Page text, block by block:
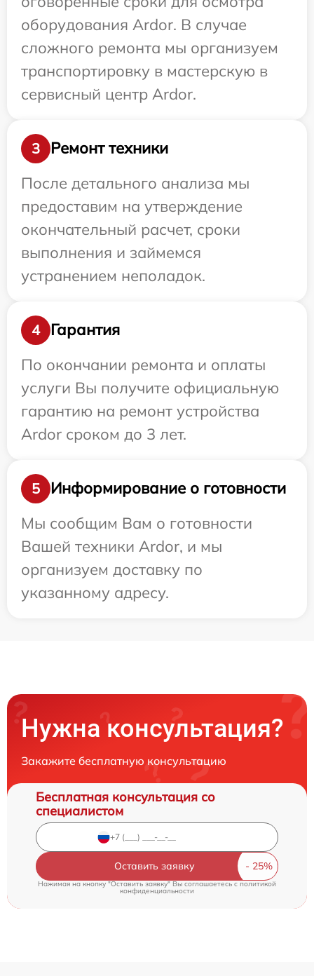
оборудования Ardor. В случае
сложного ремонта мы организуем
транспортировку в мастерскую в
сервисный центр Ardor.
3
Ремонт техники
После детального анализа мы
предоставим на утверждение
окончательный расчет, сроки
выполнения и займемся
устранением неполадок.
4
Гарантия
По окончании ремонта и оплаты
услуги Вы получите официальную
гарантию на ремонт устройства
Ardor сроком до 3 лет.
5
Информирование о готовности
Мы сообщим Вам о готовности
Вашей техники Ardor, и мы
организуем доставку по
указанному адресу.
Нужна консультация?
Закажите бесплатную консультацию
Бесплатная консультация со
специалистом
Оставить заявку
Нажимая на кнопку "Оставить заявку" Вы соглашаетесь cполитикой
конфиденциальности